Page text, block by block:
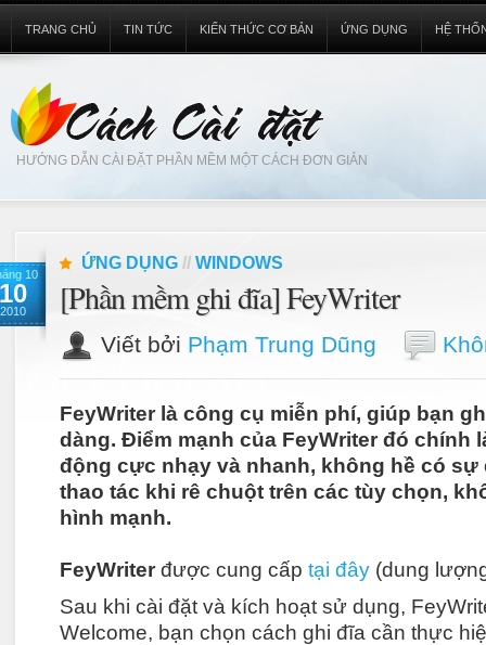
HƯỚNG DẪN CÀI ĐẶT PHẦN MỀM MỘT CÁCH ĐƠN GIẢN
TRANG CHỦ TIN TỨC KIẾN THỨC CƠ BẢN ỨNG DỤNG HỆ
10
10
2010
ỨNG DỤNG // WINDOWS
[Phần mềm ghi đĩa] FeyWriter
Viết bởi Phạm Trung Dũng
FeyWriter là công cụ miễn phí, giúp bạn
dàng. Điểm mạnh của FeyWriter đó chính
động cực nhạy và nhanh, không hề có
thao tác khi rê chuột trên các tùy chọn,
hình mạnh.
FeyWriter được cung cấp tại đây (dung
Sau khi cài đặt và kích hoạt sử dụng,
Welcome, bạn chọn cách ghi đĩa cần thực